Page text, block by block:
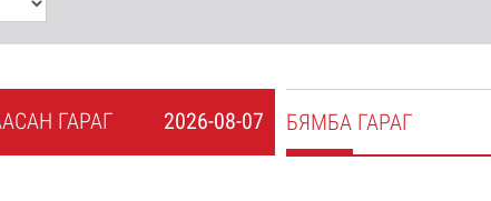
2026-08-07
АСАН ГАРАГ БЯМБА ГАРАГ